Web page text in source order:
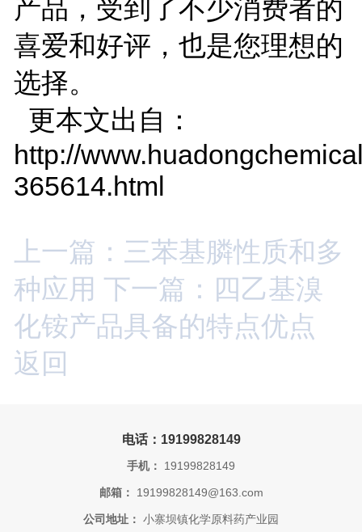
产品，受到了不少消费者的
喜爱和好评，也是您理想的
选择。
更本文出自：
http://
365614.html
上一篇：三苯基膦性质和多
种应用 下一篇：四乙基溴
化铵产品具备的特点优点
返回
电话：19199828149
手机： 19199828149
邮箱： 19199828149@163.com
公司地址： 小寨坝镇化学原料药产业园